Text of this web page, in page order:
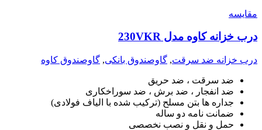
مقايسه
درب خزانه کاوه مدل 230VKR
درب خزانه ضد سرقت, گاوصندوق بانکی, گاوصندوق کاوه
ضد سرقت ، ضد حریق
ضد انفجار ، ضد برش ، ضد سوراخکاری
جداره ها بتن مسلح (ترکیب شده با الیاف فولادی)
ضمانت نامه دو ساله
حمل و نقل و نصب نخصصی